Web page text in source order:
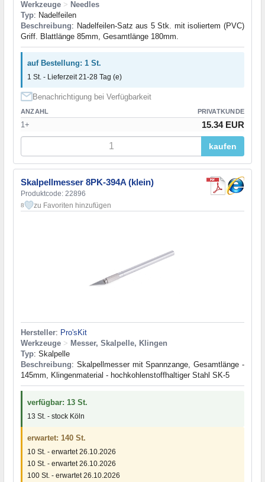
Werkzeuge > Needles
Typ: Nadelfeilen
Beschreibung: Nadelfeilen-Satz aus 5 Stk. mit isoliertem (PVC)
Griff. Blattlänge 85mm, Gesamtlänge 180mm.
auf Bestellung: 1 St.
1 St. - Lieferzeit 21-28 Tag (e)
Benachrichtigung bei Verfügbarkeit
ANZAHL PRIVATKUNDE
1+ 15.34 EUR
kaufen
Skalpellmesser 8PK-394A (klein)
Produktcode: 22896
8 zu Favoriten hinzufügen
Hersteller: Pro'sKit
Werkzeuge > Messer, Skalpelle, Klingen
Typ: Skalpelle
Beschreibung: Skalpellmesser mit Spannzange, Gesamtlänge -
145mm, Klingenmaterial - hochkohlenstoffhaltiger Stahl SK-5
verfügbar: 13 St.
13 St. - stock Köln
erwartet: 140 St.
10 St. - erwartet 26.10.2026
10 St. - erwartet 26.10.2026
100 St. - erwartet 26.10.2026